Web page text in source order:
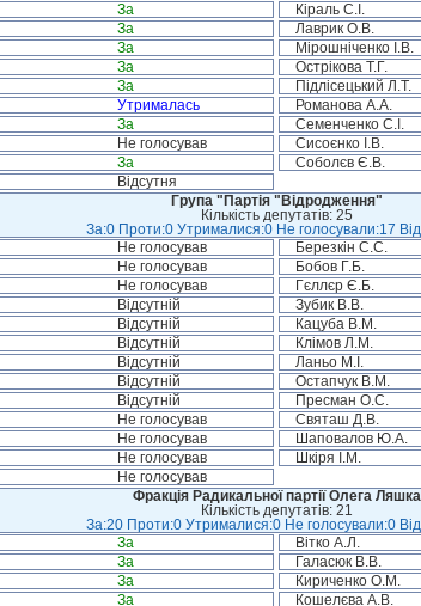
За Кіраль С.І.
За Лаврик О.В.
За Мірошніченко І.В.
За Острікова Т.Г.
За Підлісецький Л.Т.
Утрималась Романова А.А.
За Семенченко С.І.
Не голосував Сисоєнко І.В.
За Соболєв Є.В.
Відсутня
Група "Партія "Відродження"
Кількість депутатів: 25
За:0 Проти:0 Утрималися:0 Не голосували:17
Не голосував Березкін С.С.
Не голосував Бобов Г.Б.
Не голосував Гєллєр Є.Б.
Відсутній Зубик В.В.
Відсутній Кацуба В.М.
Відсутній Клімов Л.М.
Відсутній Ланьо М.І.
Відсутній Остапчук В.М.
Відсутній Пресман О.С.
Не голосував Святаш Д.В.
Не голосував Шаповалов Ю.А.
Не голосував Шкіря І.М.
Не голосував
Фракція Радикальної партії Олега Ляшка
Кількість депутатів: 21
За:20 Проти:0 Утрималися:0 Не голосували:0
За Вітко А.Л.
За Галасюк В.В.
За Кириченко О.М.
За Кошелєва А.В.